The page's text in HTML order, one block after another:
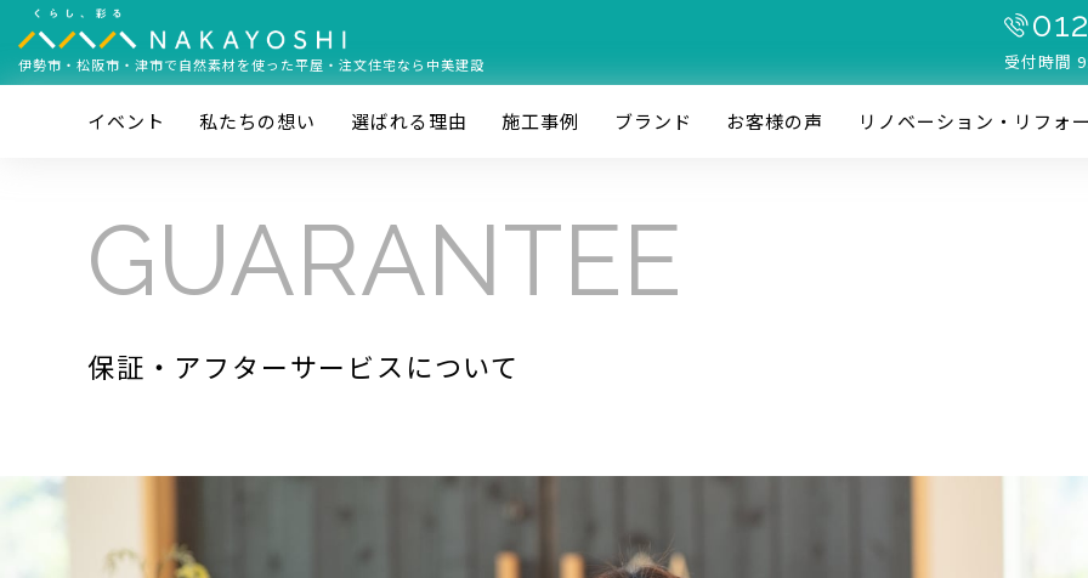
伊勢市・松阪市・津市で自然素材を使った平屋・注文住宅なら中美建設 受付時間
イベント 私たちの想い 選ばれる理由 施⼯事例 ブランド お客様の声 リノベーション・リフォ
GUARANTEE
保証・アフターサービスについて